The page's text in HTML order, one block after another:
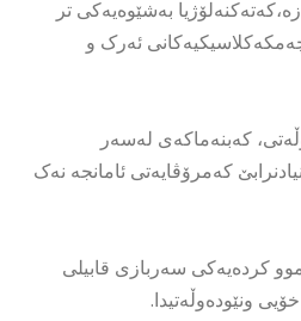
بەشێوەیەکی تر
ئەرک و
کەبنەماکەی لەسەر
کەمرۆڤایەتی ئامانجە نەک
کردەیەکی سەربازی قابیلی
ونێودەوڵەتیدا.